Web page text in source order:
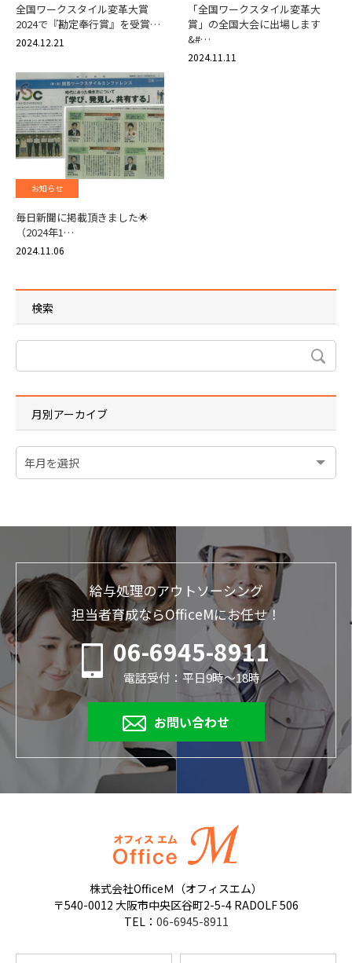
全国ワークスタイル変革大賞
2024で『勘定奉行賞』を受賞…
2024.12.21
「全国ワークスタイル変革大
賞」の全国大会に出場します
&#…
2024.11.11
お知らせ
毎日新聞に掲載頂きました🌟
（2024年1…
2024.11.06
検索
月別アーカイブ
給与処理のアウトソーシング
担当者育成ならOfficeMにお任せ！
06-6945-8911
電話受付：平日9時～18時
お問い合わせ
株式会社OfficeＭ（オフィスエム）
〒540-0012 大阪市中央区谷町2-5-4 RADOLF 506
TEL： 06-6945-8911